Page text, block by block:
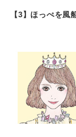
【3】ほっぺを風